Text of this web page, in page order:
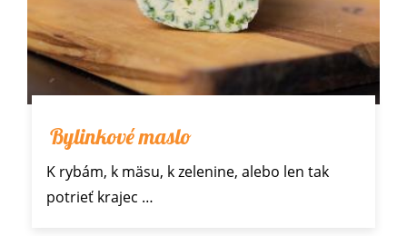
Bylinkové maslo
K rybám, k mäsu, k zelenine, alebo len tak
potrieť krajec …